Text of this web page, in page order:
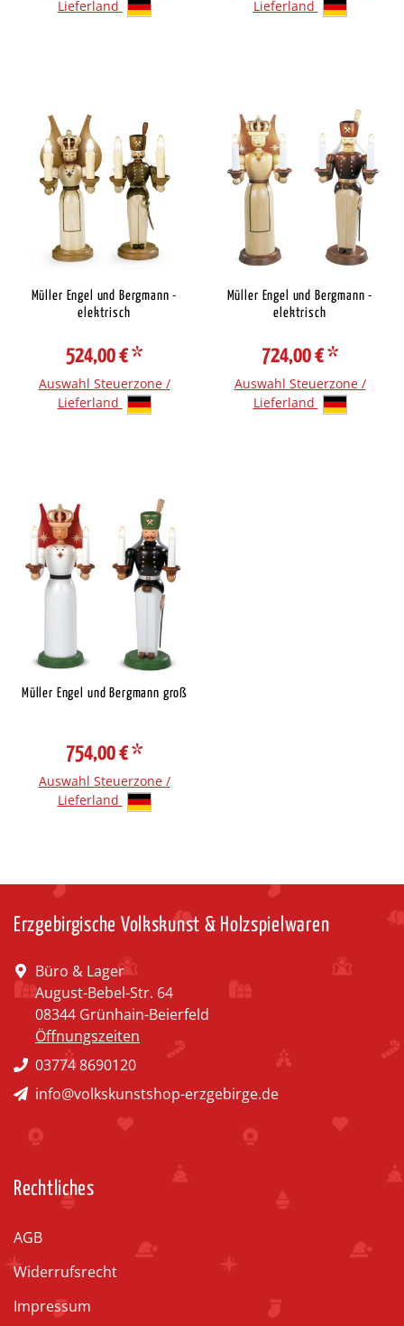
Lieferland
Lieferland
Müller Engel und Bergmann -
elektrisch
524,00 €*
Auswahl Steuerzone /
Lieferland
Müller Engel und Bergmann -
elektrisch
724,00 €*
Auswahl Steuerzone /
Lieferland
Müller Engel und Bergmann groß
754,00 €*
Auswahl Steuerzone /
Lieferland
Erzgebirgische Volkskunst & Holzspielwaren
Büro & Lager
August-Bebel-Str. 64
08344 Grünhain-Beierfeld
Öffnungszeiten
03774 8690120
info@volkskunstshop-erzgebirge.de
Rechtliches
AGB
Widerrufsrecht
Impressum